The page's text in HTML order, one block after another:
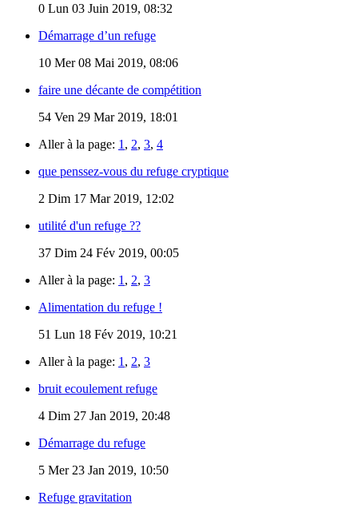
0 Lun 03 Juin 2019, 08:32
Démarrage d’un refuge
10 Mer 08 Mai 2019, 08:06
faire une décante de compétition
54 Ven 29 Mar 2019, 18:01
Aller à la page: 1 , 2, 3, 4
que penssez-vous du refuge cryptique
2 Dim 17 Mar 2019, 12:02
utilité d'un refuge ??
37 Dim 24 Fév 2019, 00:05
Aller à la page: 1 , 2, 3
Alimentation du refuge !
51 Lun 18 Fév 2019, 10:21
Aller à la page: 1 , 2, 3
bruit ecoulement refuge
4 Dim 27 Jan 2019, 20:48
Démarrage du refuge
5 Mer 23 Jan 2019, 10:50
Refuge gravitation